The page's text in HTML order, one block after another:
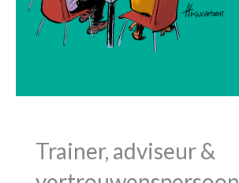
Trainer, adviseur &